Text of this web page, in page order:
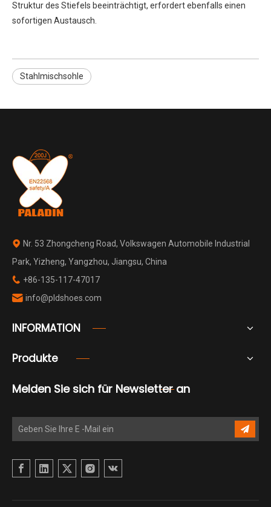
Struktur des Stiefels beeinträchtigt, erfordert ebenfalls einen
sofortigen Austausch.
Stahlmischsohle
 Nr. 53 Zhongcheng Road, Volkswagen Automobile Industrial
Park, Yizheng, Yangzhou, Jiangsu, China
 +86-135-117-47017
 info@pldshoes.com
INFORMATION
Produkte
Melden Sie sich für Newsletter an